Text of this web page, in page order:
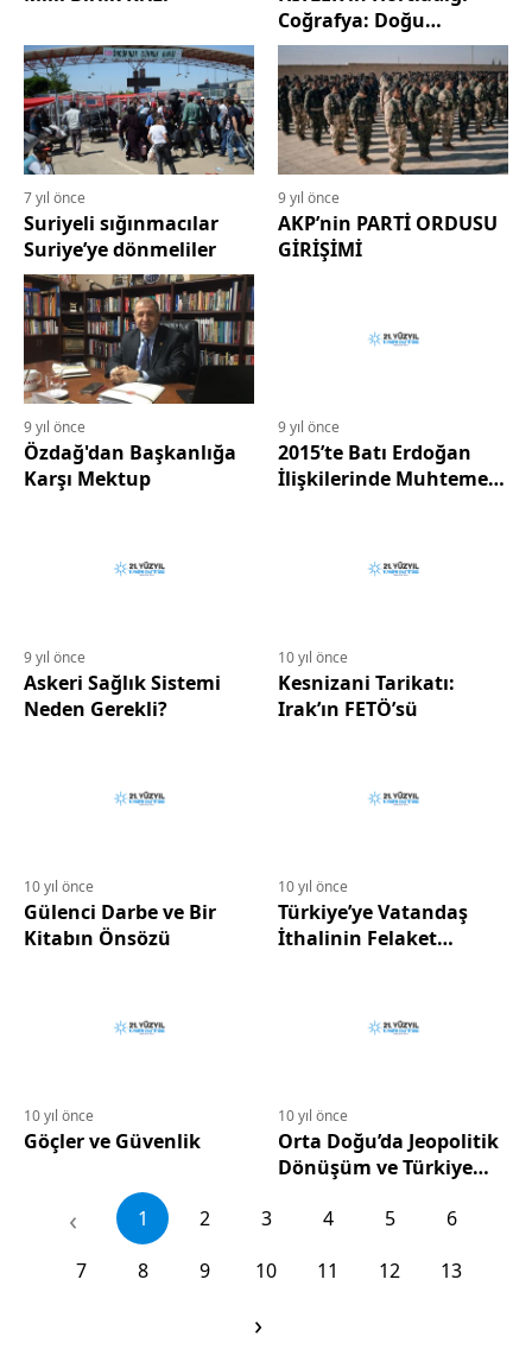
Coğrafya: Doğu
Türkistan
7 yıl önce
Suriyeli sığınmacılar
Suriye’ye dönmeliler
9 yıl önce
AKP’nin PARTİ ORDUSU
GİRİŞİMİ
9 yıl önce
Özdağ'dan Başkanlığa
Karşı Mektup
9 yıl önce
2015’te Batı Erdoğan
İlişkilerinde Muhtemel
9 yıl önce
Askeri Sağlık Sistemi
Neden Gerekli?
10 yıl önce
Kesnizani Tarikatı:
Irak’ın FETÖ’sü
10 yıl önce
Gülenci Darbe ve Bir
Kitabın Önsözü
10 yıl önce
Türkiye’ye Vatandaş
İthalinin Felaket
10 yıl önce
Göçler ve Güvenlik
10 yıl önce
Orta Doğu’da Jeopolitik
Dönüşüm ve Türkiye
‹ 1 2 3 4 5
6
7
8 9 10 11 12 13
›